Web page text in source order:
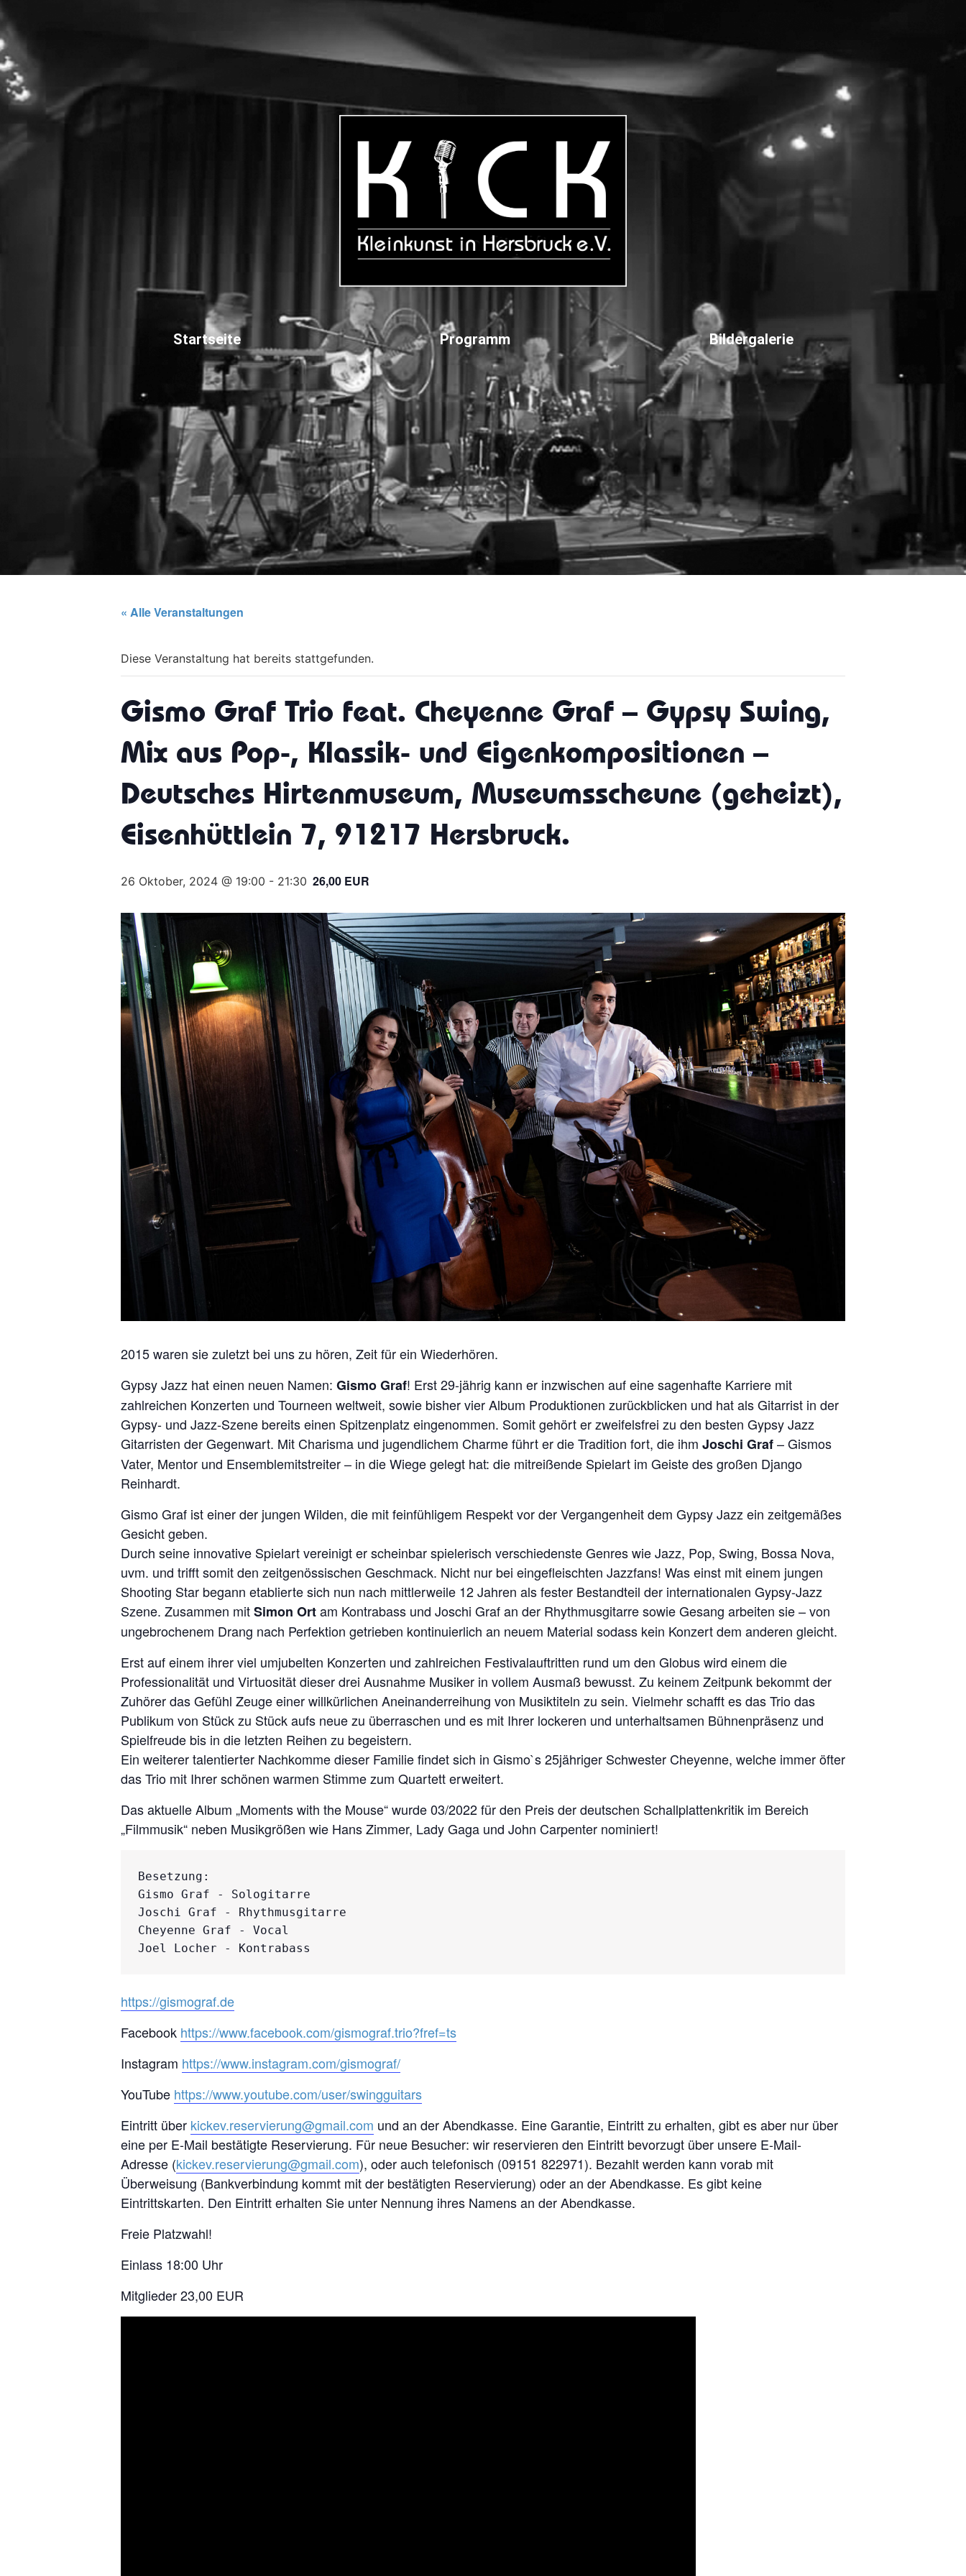
Startseite Programm Bildergalerie
« Alle Veranstaltungen
Diese Veranstaltung hat bereits stattgefunden.
Gismo Graf Trio feat. Cheyenne Graf – Gypsy Swing,
Mix aus Pop-, Klassik- und Eigenkompositionen –
Deutsches Hirtenmuseum, Museumsscheune (geheizt),
Eisenhüttlein 7, 91217 Hersbruck.
26 Oktober, 2024 @ 19:00 - 21:30 26,00 EUR
2015 waren sie zuletzt bei uns zu hören, Zeit für ein Wiederhören.
Gypsy Jazz hat einen neuen Namen: Gismo Graf! Erst 29-jährig kann er inzwischen auf eine sagenhafte Karriere mit
zahlreichen Konzerten und Tourneen weltweit, sowie bisher vier Album Produktionen zurückblicken und hat als Gitarrist in der
Gypsy- und Jazz-Szene bereits einen Spitzenplatz eingenommen. Somit gehört er zweifelsfrei zu den besten Gypsy Jazz
Gitarristen der Gegenwart. Mit Charisma und jugendlichem Charme führt er die Tradition fort, die ihm Joschi Graf– Gismos
Vater, Mentor und Ensemblemitstreiter – in die Wiege gelegt hat: die mitreißende Spielart im Geiste des großen Django
Reinhardt.
Gismo Graf ist einer der jungen Wilden, die mit feinfühligem Respekt vor der Vergangenheit dem Gypsy Jazz ein zeitgemäßes
Gesicht geben.
Durch seine innovative Spielart vereinigt er scheinbar spielerisch verschiedenste Genres wie Jazz, Pop, Swing, Bossa Nova,
uvm. und trifft somit den zeitgenössischen Geschmack. Nicht nur bei eingefleischten Jazzfans! Was einst mit einem jungen
Shooting Star begann etablierte sich nun nach mittlerweile 12 Jahren als fester Bestandteil der internationalen Gypsy-Jazz
Szene. Zusammen mitSimon Ortam Kontrabass und Joschi Graf an der Rhythmusgitarre sowie Gesang arbeiten sie – von
ungebrochenem Drang nach Perfektion getrieben kontinuierlich an neuem Material sodass kein Konzert dem anderen gleicht.
Erst auf einem ihrer viel umjubelten Konzerten und zahlreichen Festivalauftritten rund um den Globus wird einem die
Professionalität und Virtuosität dieser drei Ausnahme Musiker in vollem Ausmaß bewusst. Zu keinem Zeitpunk bekommt der
Zuhörer das Gefühl Zeuge einer willkürlichen Aneinanderreihung von Musiktiteln zu sein. Vielmehr schafft es das Trio das
Publikum von Stück zu Stück aufs neue zu überraschen und es mit Ihrer lockeren und unterhaltsamen Bühnenpräsenz und
Spielfreude bis in die letzten Reihen zu begeistern.
Ein weiterer talentierter Nachkomme dieser Familie findet sich in Gismo`s 25jähriger Schwester Cheyenne, welche immer öfter
das Trio mit Ihrer schönen warmen Stimme zum Quartett erweitert.
Das aktuelle Album „Moments with the Mouse“ wurde 03/2022 für den Preis der deutschen Schallplattenkritik im Bereich
„Filmmusik“ neben Musikgrößen wie Hans Zimmer, Lady Gaga und John Carpenter nominiert!
Besetzung:
Gismo Graf - Sologitarre
Joschi Graf - Rhythmusgitarre
Cheyenne Graf - Vocal
Joel Locher - Kontrabass
https://gismograf.de
Facebook https://www.facebook.com/gismograf.trio?fref=ts
Instagram https://www.instagram.com/gismograf/
YouTube https://www.youtube.com/user/swingguitars
Eintritt über kickev.reservierung@gmail.com und an der Abendkasse. Eine Garantie, Eintritt zu erhalten, gibt es aber nur über
eine per E-Mail bestätigte Reservierung. Für neue Besucher: wir reservieren den Eintritt bevorzugt über unsere E-Mail-
Adresse (kickev.reservierung@gmail.com), oder auch telefonisch (09151 822971). Bezahlt werden kann vorab mit
Überweisung (Bankverbindung kommt mit der bestätigten Reservierung) oder an der Abendkasse. Es gibt keine
Eintrittskarten. Den Eintritt erhalten Sie unter Nennung ihres Namens an der Abendkasse.
Freie Platzwahl!
Einlass 18:00 Uhr
Mitglieder 23,00 EUR